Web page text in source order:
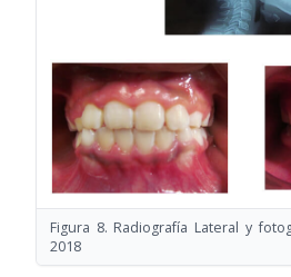
Figura 8. Radiografía Lateral y
2018